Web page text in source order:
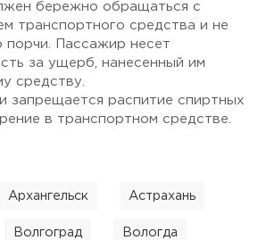
бережно обращаться с
транспортного средства и не
порчи. Пассажир несет
за ущерб, нанесенный им
средству.
запрещается распитие спиртных
в транспортном средстве.
Архангельск Астрахань
Волгоград Вологда